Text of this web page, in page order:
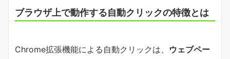
ブラウザ上で動作する自動クリックの特徴とは
Chrome拡張機能による自動クリックは、 ウェブペー